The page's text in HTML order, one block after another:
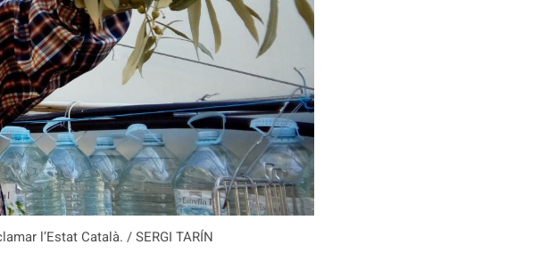
l’Estat Català. / SERGI TARÍN